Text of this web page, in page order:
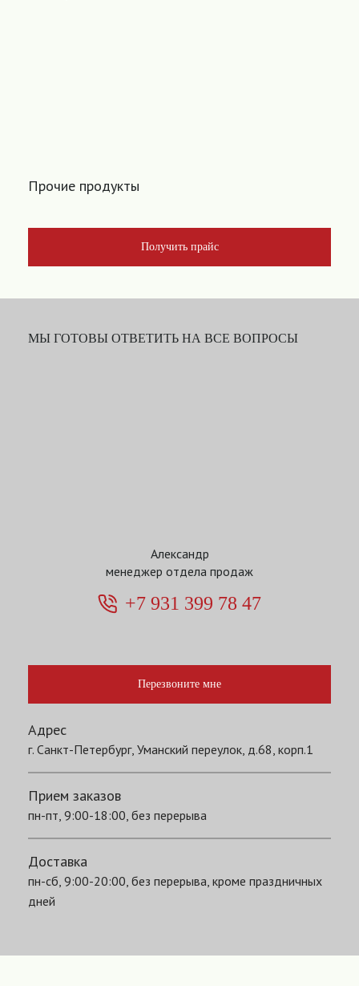
Прочие продукты
Получить прайс
МЫ ГОТОВЫ ОТВЕТИТЬ НА ВСЕ ВОПРОСЫ
Александр
менеджер отдела продаж
+7 931 399 78 47
Перезвоните мне
Адрес
г. Санкт-Петербург, Уманский переулок, д.68, корп.1
Прием заказов
пн-пт, 9:00-18:00, без перерыва
Доставка
пн-сб, 9:00-20:00, без перерыва, кроме праздничных
дней